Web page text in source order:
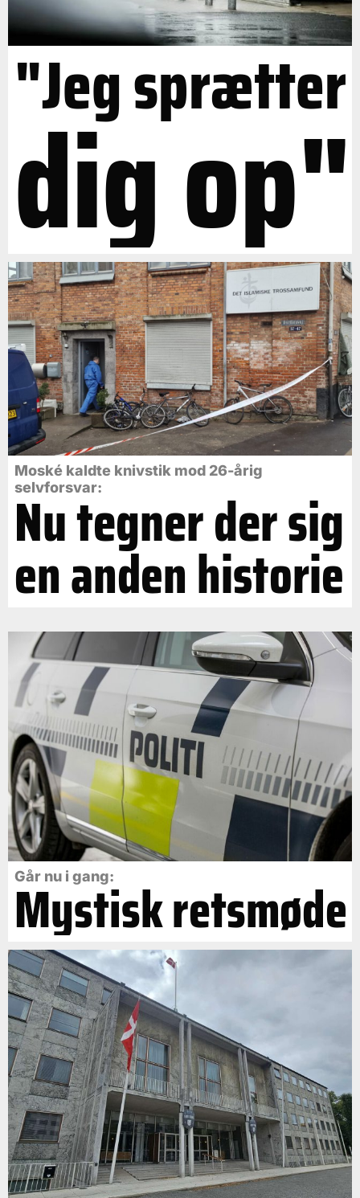
"Jeg sprætter
dig op"
Moské kaldte knivstik mod 26-årig
selvforsvar:
Nu tegner der sig
en anden historie
Går nu i gang:
Mystisk retsmøde